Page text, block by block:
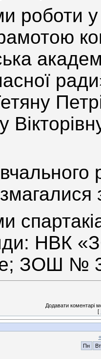
роботи
НВК
ЗОШ № 3
Додавати коментарі
[
«
Пн
Вт